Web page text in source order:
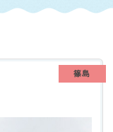
篠島